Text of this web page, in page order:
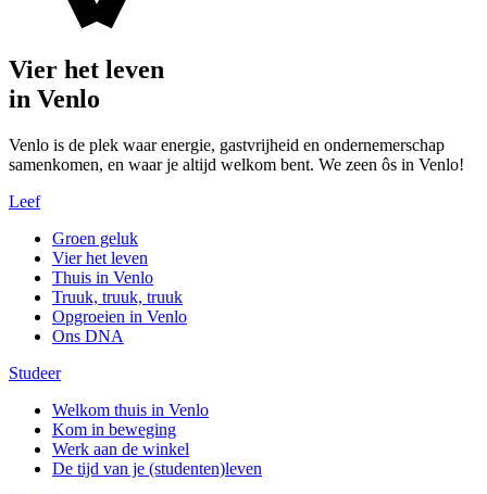
Vier het leven
in Venlo
Venlo is de plek waar energie, gastvrijheid en ondernemerschap
samenkomen, en waar je altijd welkom bent. We zeen ôs in Venlo!
Leef
Groen geluk
Vier het leven
Thuis in Venlo
Truuk, truuk, truuk
Opgroeien in Venlo
Ons DNA
Studeer
Welkom thuis in Venlo
Kom in beweging
Werk aan de winkel
De tijd van je (studenten)leven